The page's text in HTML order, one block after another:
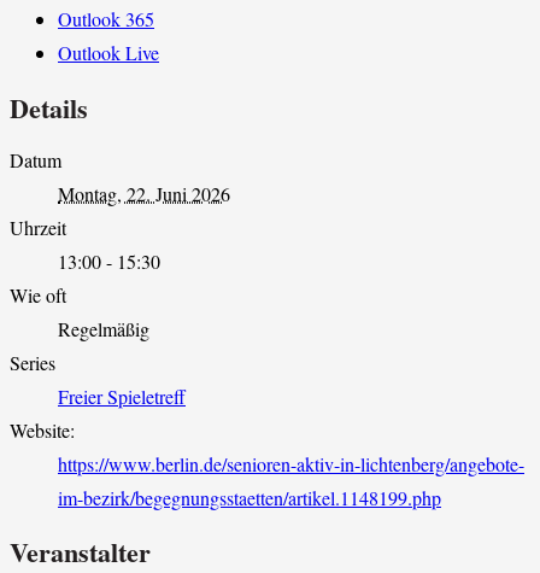
Outlook 365
Outlook Live
Details
Datum
Montag, 22. Juni 2026
Uhrzeit
13:00 - 15:30
Wie oft
Regelmäßig
Series
Freier Spieletreff
Website:
https://www.berlin.de/senioren-aktiv-in-lichtenberg/angebote-
im-bezirk/begegnungsstaetten/artikel.1148199.php
Veranstalter